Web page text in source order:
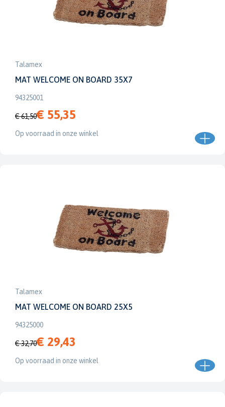
Talamex
MAT WELCOME ON BOARD 35X7
94325001
€ 61,50€ 55,35
Op voorraad in onze winkel
Talamex
MAT WELCOME ON BOARD 25X5
94325000
€ 32,70€ 29,43
Op voorraad in onze winkel